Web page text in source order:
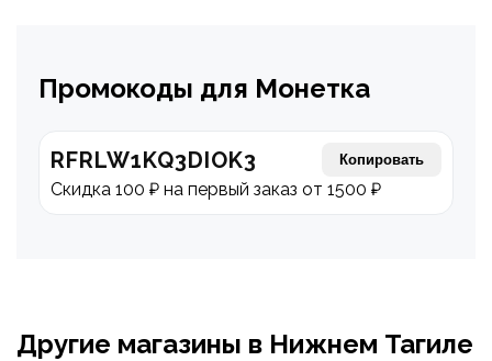
Промокоды для Монетка
RFRLW1KQ3DIOK3 Копировать
Скидка 100 ₽ на первый заказ от 1500 ₽
Другие магазины в Нижнем Тагиле